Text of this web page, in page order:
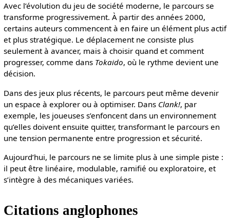
Avec l’évolution du jeu de société moderne, le parcours se
transforme progressivement. À partir des années 2000,
certains auteurs commencent à en faire un élément plus actif
et plus stratégique. Le déplacement ne consiste plus
seulement à avancer, mais à choisir quand et comment
progresser, comme dans Tokaido, où le rythme devient une
décision.
Dans des jeux plus récents, le parcours peut même devenir
un espace à explorer ou à optimiser. Dans Clank!, par
exemple, les joueuses s’enfoncent dans un environnement
qu’elles doivent ensuite quitter, transformant le parcours en
une tension permanente entre progression et sécurité.
Aujourd’hui, le parcours ne se limite plus à une simple piste :
il peut être linéaire, modulable, ramifié ou exploratoire, et
s’intègre à des mécaniques variées.
Citations anglophones